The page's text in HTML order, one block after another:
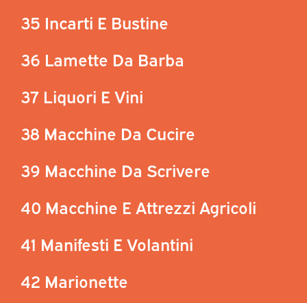
35 Incarti E Bustine
36 Lamette Da Barba
37 Liquori E Vini
38 Macchine Da Cucire
39 Macchine Da Scrivere
40 Macchine E Attrezzi Agricoli
41 Manifesti E Volantini
42 Marionette